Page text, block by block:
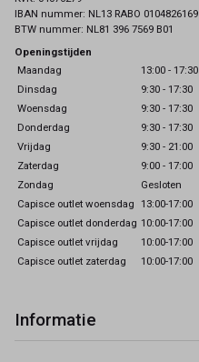
IBAN nummer: NL13 RABO 0104826169
BTW nummer: NL81 396 7569 B01
Openingstijden
Maandag
13:00 - 17:30
Dinsdag
9:30 - 17:30
Woensdag
9:30 - 17:30
Donderdag
9:30 - 17:30
Vrijdag
9:30 - 21:00
Zaterdag
9:00 - 17:00
Zondag
Gesloten
Capisce outlet woensdag 13:00-17:00
Capisce outlet donderdag 10:00-17:00
Capisce outlet vrijdag
10:00-17:00
Capisce outlet zaterdag
10:00-17:00
Informatie